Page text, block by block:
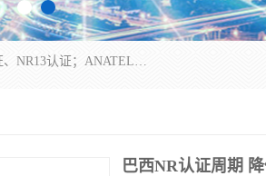
*是一家的测试、评估、检查与认机构，主要从事巴西NR10认证、NR12认证、NR13认证；ANATEL认证、INMTRO认证，欧盟CE认证：MD认证，PED认证，MID认证，ATEX认证，德国蓝色天使认证。
巴西NR认证周期